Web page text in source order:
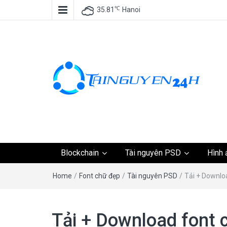
35.81 ℃ Hanoi
tài nguyên đồ họa,
Blockchain Tài nguyên PSD Hình
Home / Font chữ đẹp / Tài nguyên PSD / Tải +
Tải + Download font